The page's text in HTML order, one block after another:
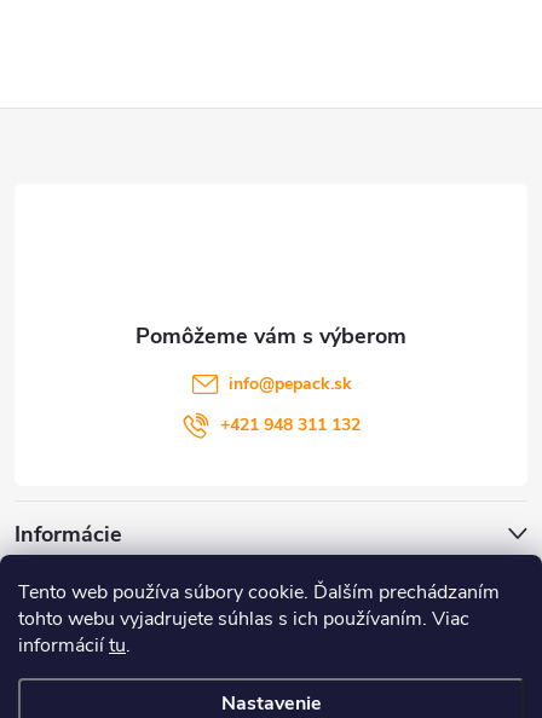
Tento web používa súbory cookie. Ďalším prechádzaním
tohto webu vyjadrujete súhlas s ich používaním. Viac
informáciítu.
Nastavenie
e
Informácie
Zákaznícky servis
info@pepack.sk
+421 948 311 132